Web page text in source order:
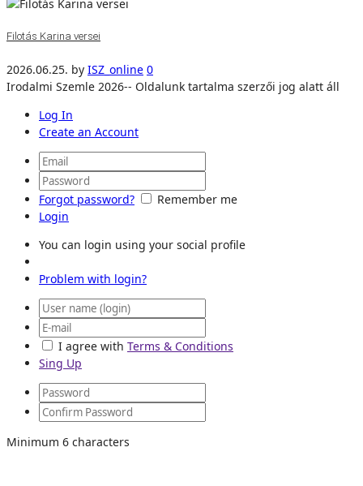
Filotás Karina versei
2026.06.25. by ISZ_online 0
Irodalmi Szemle 2026-- Oldalunk tartalma szerzői jog alatt áll
Log In
Create an Account
Forgot password?
Remember me
Login
You can login using your social profile
Problem with login?
I agree with Terms & Conditions
Sing Up
Minimum 6 characters